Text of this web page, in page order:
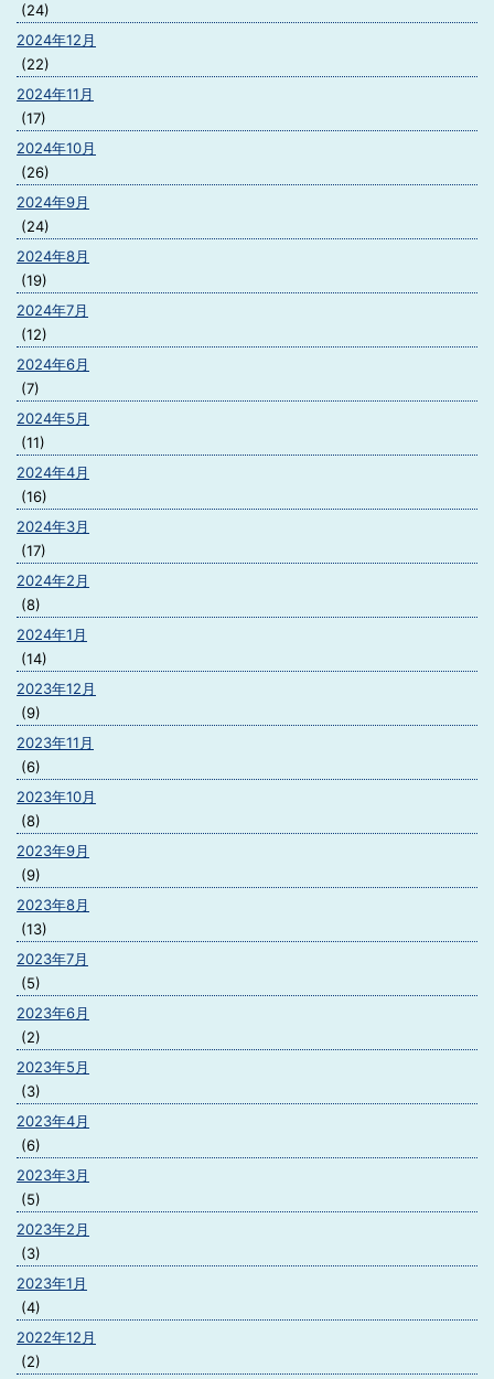
(24)
2024年12月
(22)
2024年11月
(17)
2024年10月
(26)
2024年9月
(24)
2024年8月
(19)
2024年7月
(12)
2024年6月
(7)
2024年5月
(11)
2024年4月
(16)
2024年3月
(17)
2024年2月
(8)
2024年1月
(14)
2023年12月
(9)
2023年11月
(6)
2023年10月
(8)
2023年9月
(9)
2023年8月
(13)
2023年7月
(5)
2023年6月
(2)
2023年5月
(3)
2023年4月
(6)
2023年3月
(5)
2023年2月
(3)
2023年1月
(4)
2022年12月
(2)